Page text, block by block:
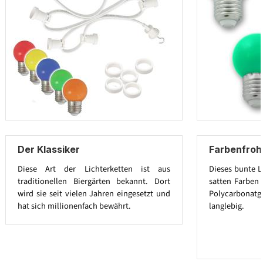
Der Klassiker
Diese Art der Lichterketten ist aus
traditionellen Biergärten bekannt. Dort
wird sie seit vielen Jahren eingesetzt und
hat sich millionenfach bewährt.
Dieses bunte
satten
langlebig.